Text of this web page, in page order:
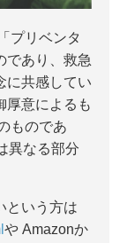
プリベンタ
であり、救急
に共感してい
厚意によるも
ものであ
異なる部分
という方は
や Amazonか